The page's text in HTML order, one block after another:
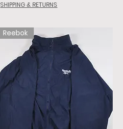
SHIPPING & RETURNS
Reebok